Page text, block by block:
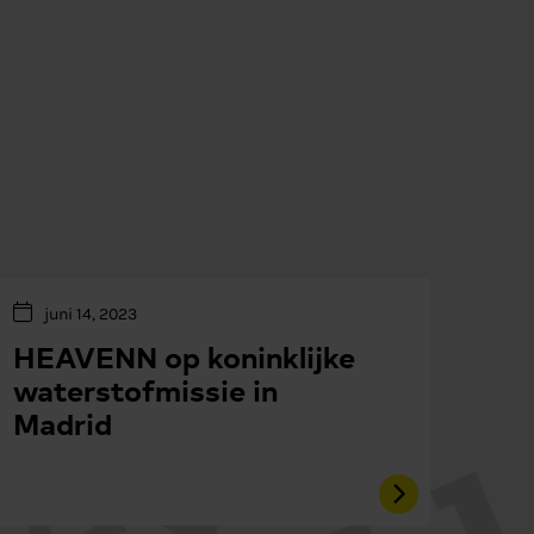
juni 14, 2023
HEAVENN op koninklijke
waterstofmissie in
Madrid